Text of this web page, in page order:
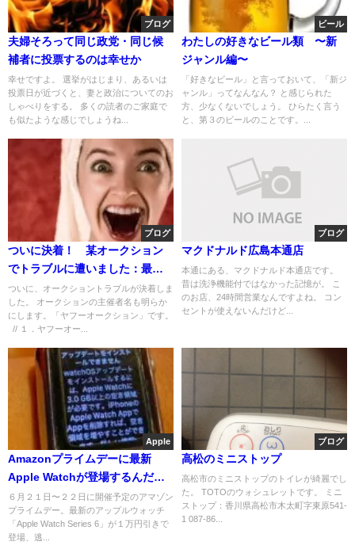
ブログ
夫婦そろって同じ政党・同じ候
補者に投票するのは幸せか
幸せですよ。 選挙がはじまり、あるいは
投票日が近づくと、妻と政治についてのお
しゃべりをする。 多くの読者のご家庭で
も似たような感じでしょうね...
ビール
わたしの好きなビール類 〜新
ジャンル編〜
「好きなビール」と言っておいて、「新ジ
ャンル」ってなんなん？ と感じられた
方、少なくないでしょう。 ひらたく言う
と、第３のビールのことです。...
ブログ
ついに決着！ 某オークション
でトラブルに遭いました：最終
報「ヤフオクから連絡あり」
ついに、オークショントラブルが決着しま
した。 オークションの主催者名も明らか
にします。「ヤフーオークション」です。
// １．ヤフーオー...
ブログ
マクドナルド広島本通店
本通にある、マクドナルド本通店です。
昔は洗浄機能付ではなかった記憶が。 こ
のお店、24時間営業なんですよね。 コン
セントが使えないんだけど...
Apple
Amazonプライムデーに最新
Apple Watchが登場するんだっ
て。なくなり次第終了らしい
６月２１日〜２２日に開催予定のアマゾン
プライムデー。最新のアップルウォッチ
「Apple Watch Series 6」が１万円引きで
登場、逃...
ブログ
高松のミニストップ
高松市のミニストップのトイレが綺麗でし
た。 TOTOのウォシュレットです。 ミニ
ストップ：香川県高松市木太町字東原541-
1 087-86...